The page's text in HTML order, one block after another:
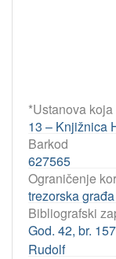
*Ustanova
13 – Knjižnica
Barkod
627565
Ograničenje
trezorska građa
Bibliografski
God. 42, br.
Rudolf